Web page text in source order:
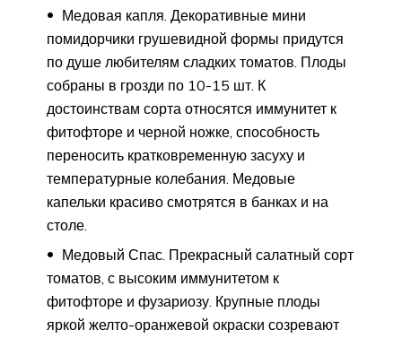
Медовая капля. Декоративные мини
помидорчики грушевидной формы придутся
по душе любителям сладких томатов. Плоды
собраны в грозди по 10-15 шт. К
достоинствам сорта относятся иммунитет к
фитофторе и черной ножке, способность
переносить кратковременную засуху и
температурные колебания. Медовые
капельки красиво смотрятся в банках и на
столе.
Медовый Спас. Прекрасный салатный сорт
томатов, с высоким иммунитетом к
фитофторе и фузариозу. Крупные плоды
яркой желто-оранжевой окраски созревают